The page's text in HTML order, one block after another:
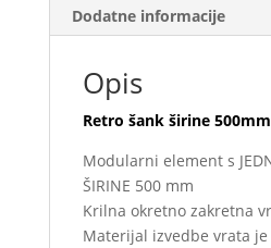
Dodatne informacije
Opis
Retro šank širine
Modularni element s
ŠIRINE 500 mm
Krilna okretno zakretna
Materijal izvedbe vrata